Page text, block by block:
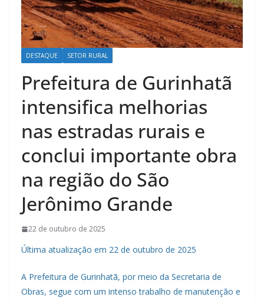
DESTAQUE SETOR RURAL
Prefeitura de Gurinhatã
intensifica melhorias
nas estradas rurais e
conclui importante obra
na região do São
Jerônimo Grande
22 de outubro de 2025
Última atualização em 22 de outubro de 2025
A Prefeitura de Gurinhatã, por meio da Secretaria de
Obras, segue com um intenso trabalho de manutenção e